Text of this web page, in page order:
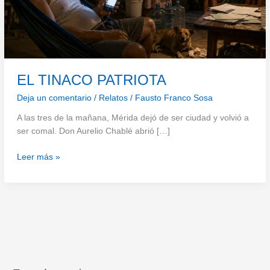
EL TINACO PATRIOTA
Deja un comentario / Relatos/ Fausto Franco Sosa
A las tres de la mañana, Mérida dejó de ser ciudad y volvió a
ser comal. Don Aurelio Chablé abrió […]
ELLeer más »